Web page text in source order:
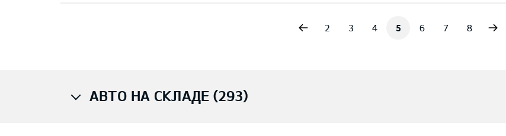
2 3 4 5 6 7 8
АВТО НА СКЛАДЕ (293)